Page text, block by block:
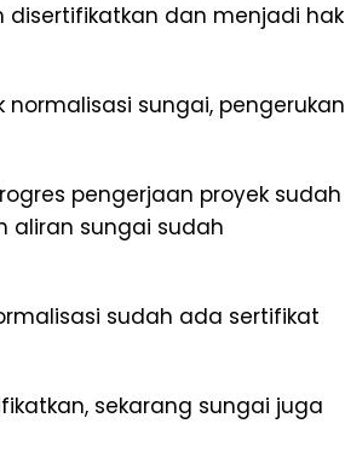
dan menjadi hak
normalisasi sungai, pengerukan
pengerjaan proyek sudah
aliran sungai sudah
sudah ada sertifikat
sekarang sungai juga